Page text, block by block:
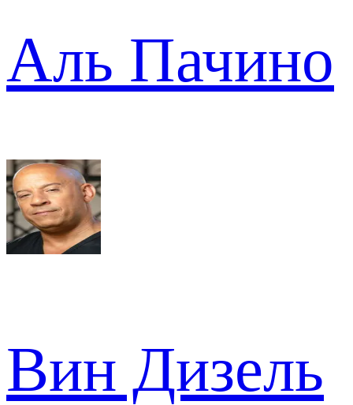
Аль Пачино
Вин Дизель